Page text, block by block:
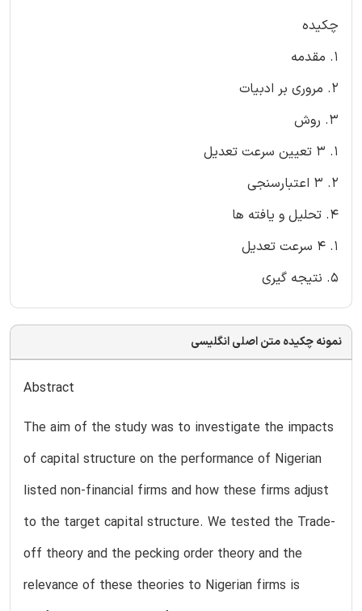
چکیده
1. مقدمه
2. مروری بر ادبیات
3. روش
1. 3 تعیین سرعت تعدیل
2. 3 اعتبارسنجی
4. تحلیل و یافته ها
1. 4 سرعت تعدیل
5. نتیجه گیری
نمونه چکیده متن اصلی انگلیسی
Abstract
The aim of the study was to investigate the impacts
of capital structure on the performance of Nigerian
listed non-financial firms and how these firms adjust
to the target capital structure. We tested the Trade-
off theory and the pecking order theory and the
relevance of these theories to Nigerian firms is